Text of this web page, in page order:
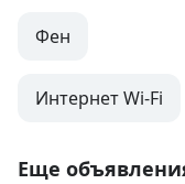
Фен
Интернет Wi-Fi
Еще